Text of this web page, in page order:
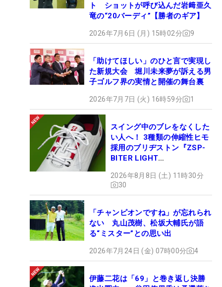
ト ショットが呼び込んだ岩﨑亜久
竜の“20バーディ”【勝者のギア】
2026年7月6日 (月) 15時02分 9
「助けてほしい」のひと言で実現し
た新規大会 堀川未来夢が訴える男
子ゴルフ界の実情と開催の舞台裏
2026年7月7日 (火) 16時59分 1
スイング中のブレをなくした
い人へ！ 3種類の伸縮性ヒモ
採用のブリヂストン『ZSP-
BITER LIGHT
ュー
2026年8月8日 (土) 11時30分
30
「チャンピオンですね」が忘れられ
ない 丸山茂樹、松坂大輔氏が語
る“ミスター”との思い出
2026年7月24日 (金) 07時00分 4
伊藤二花は「69」と巻き返し決勝